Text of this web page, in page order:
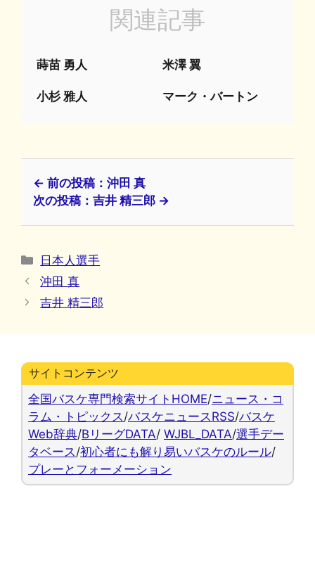
関連記事
蒔苗 勇人 米澤 翼
小杉 雅人 マーク・バートン
← 前の投稿：沖田 真
次の投稿：吉井 精三郎 →
カ
テ
ゴ
リ
日本人選手
沖田 真
吉井 精三郎
サイトコンテンツ
全国バスケ専門検索サイトHOME/ニュース・コ
ラム・トピックス /バスケニュースRSS/バスケ
Web辞典/BリーグDATA/ WJBL_DATA/選手デー
タベース /初心者にも解り易いバスケのルール/
プレーとフォーメーション